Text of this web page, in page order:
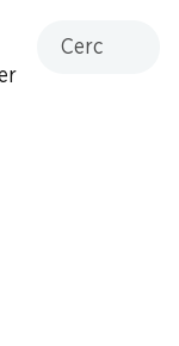
07:30 - 19:00
Card / M-